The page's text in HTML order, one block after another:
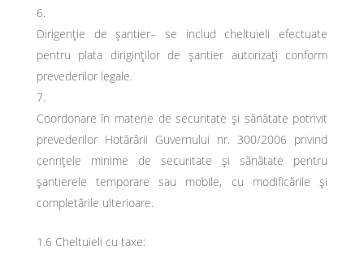
Dirigenţie de şantier– se includ cheltuieli efectuate
pentru plata diriginţilor de şantier autorizaţi conform
prevederilor legale.
Coordonare în materie de securitate şi sănătate potrivit
prevederilor Hotărârii Guvernului nr. 300/2006 privind
cerinţele minime de securitate şi sănătate pentru
şantierele temporare sau mobile, cu modificările şi
completările ulterioare.
1.6 Cheltuieli cu taxe: